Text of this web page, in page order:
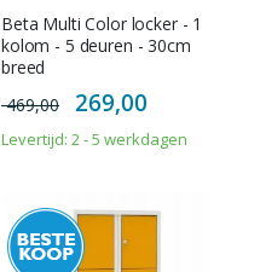
Beta Multi Color locker - 1
kolom - 5 deuren - 30cm
breed
469,00
Special
Price
269,00
Levertijd: 2 - 5 werkdagen